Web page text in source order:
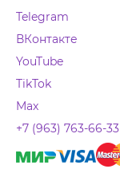
Telegram
ВКонтакте
YouTube
TikTok
Max
+7 (963) 763-66-33